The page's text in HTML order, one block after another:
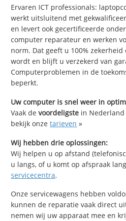
Ervaren ICT professionals:
werkt uitsluitend met
en levert ook gecertificeerde
computer reparateur en werken
norm. Dat geeft u 100%
wordt en blijft u verzekerd van
Computerproblemen in de
beperkt.
Uw computer is snel weer in
Vaak devoordeligste in
bekijk onzetarieven »
Wij hebben drie oplossingen:
Wij helpen u op afstand
u langs, of u komt op afspraak
servicecentra.
Onze servicewagens hebben
kunnen de reparatie vaak direct
nemen wij uw apparaat mee en